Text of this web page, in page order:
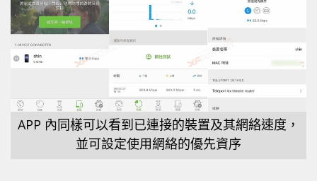
APP 內同樣可以看到已連接的裝置及其網絡速度，
並可設定使用網絡的優先資序